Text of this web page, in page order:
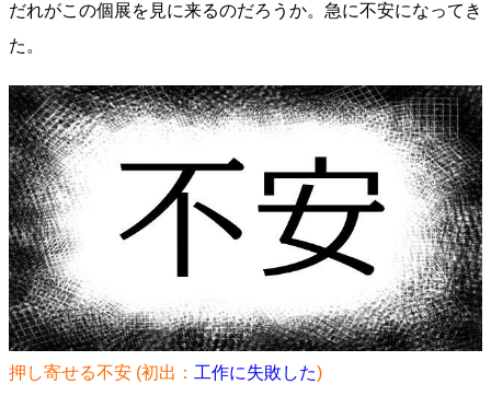
だれがこの個展を見に来るのだろうか。急に不安になってき
た。
押し寄せる不安 (初出： 工作に失敗した)